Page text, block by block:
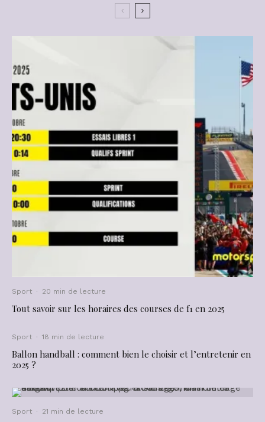
Sport · 20 min de lecture
Tout savoir sur les horaires des courses de f1 en 2025
Sport · 18 min de lecture
Ballon handball : comment bien le choisir et l’entretenir en
2025 ?
Sport · 21 min de lecture